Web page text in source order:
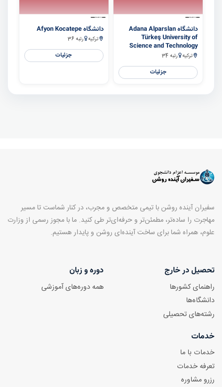
سایر
دانشگاه Adana Alparslan
Türkeş University of
Science and Technology
ترکیه رتبه 34
جزئیات
سایر
دانشگاه Afyon Kocatepe
ترکیه رتبه 36
جزئیات
سفیران آینده روشن با تیمی متخصص و مجرب، در کنار شماست تا مسیر
مهاجرت را ساده‌تر، مطمئن‌تر و حرفه‌ای‌تر طی کنید. ما با مجوز رسمی از وزارت
علوم، همراه شما برای ساخت آینده‌ای روشن و پایدار هستیم.
تحصیل در خارج
راهنمای کشورها
دانشگاه‌ها
رشته‌های تحصیلی
دوره و زبان
همه دوره‌های آموزشی
خدمات
خدمات با ما
تعرفه خدمات
رزرو مشاوره